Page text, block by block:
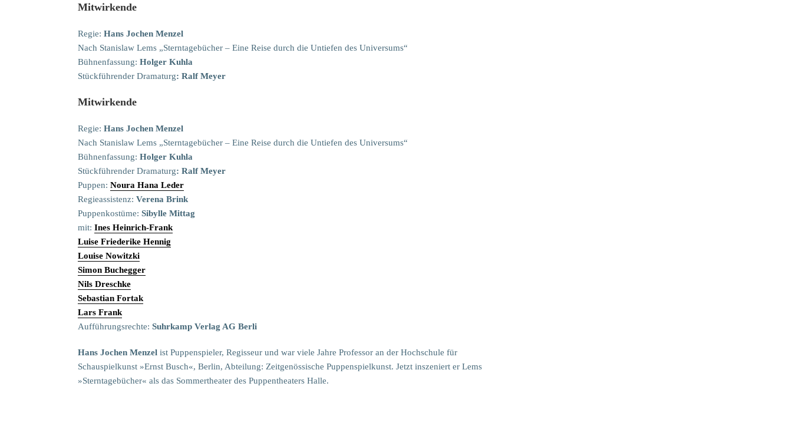
Mitwirkende
Regie: Hans Jochen Menzel
Nach Stanislaw Lems „Sterntagebücher – Eine Reise durch die Untiefen des Universums“
Bühnenfassung: Holger Kuhla
Stückführender Dramaturg: Ralf Meyer
Mitwirkende
Regie: Hans Jochen Menzel
Nach Stanislaw Lems „Sterntagebücher – Eine Reise durch die Untiefen des Universums“
Bühnenfassung: Holger Kuhla
Stückführender Dramaturg: Ralf Meyer
Puppen: Noura Hana Leder
Regieassistenz: Verena Brink
Puppenkostüme: Sibylle Mittag
mit: Ines Heinrich-Frank
Luise Friederike Hennig
Louise Nowitzki
Simon Buchegger
Nils Dreschke
Sebastian Fortak
Lars Frank
Aufführungsrechte: Suhrkamp Verlag AG Berli
Hans Jochen Menzel ist Puppenspieler, Regisseur und war viele Jahre Professor an der Hochschule für
Schauspielkunst »Ernst Busch«, Berlin, Abteilung: Zeitgenössische Puppenspielkunst. Jetzt inszeniert er Lems
»Sterntagebücher« als das Sommertheater des Puppentheaters Halle.